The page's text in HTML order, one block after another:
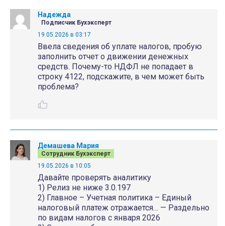
Надежда
Подписчик Бухэксперт
19.05.2026 в 03:17
Ввела сведения об уплате налогов, пробую
заполнить отчет о движении денежных
средств. Почему-то НДФЛ не попадает в
строку 4122, подскажите, в чем может быть
проблема?
Демашева Мария
Сотрудник Бухэксперт
19.05.2026 в 10:05
Давайте проверять аналитику
1) Релиз не ниже 3.0.197
2) Главное – Учетная политика – Единый
налоговый платеж отражается… — Раздельно
по видам налогов с января 2026